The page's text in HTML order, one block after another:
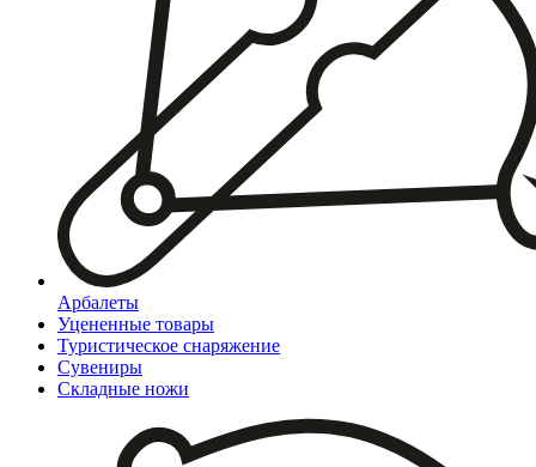
Арбалеты
Уцененные товары
Туристическое снаряжение
Сувениры
Складные ножи